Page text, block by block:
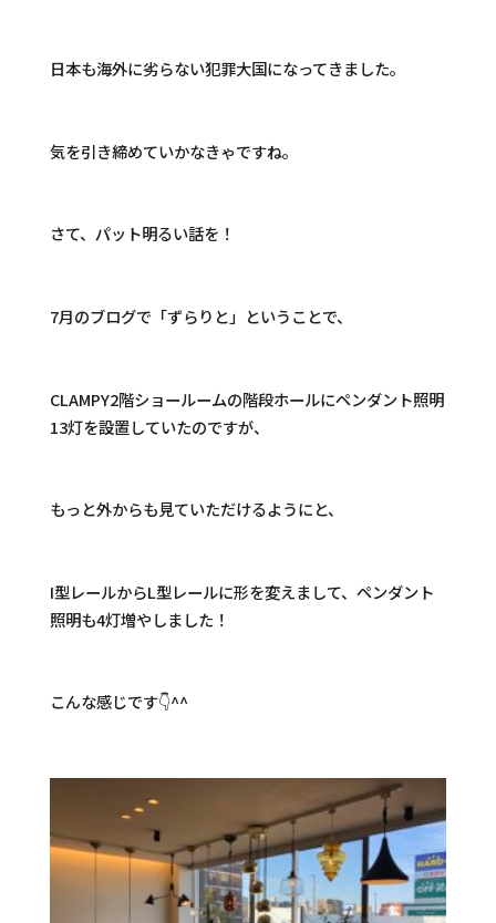
日本も海外に劣らない犯罪大国になってきました。
気を引き締めていかなきゃですね。
さて、パット明るい話を！
7月のブログで「ずらりと」ということで、
CLAMPY2階ショールームの階段ホールにペンダント照明
13灯を設置していたのですが、
もっと外からも見ていただけるようにと、
I型レールからL型レールに形を変えまして、ペンダント
照明も4灯増やしました！
こんな感じです👇^^